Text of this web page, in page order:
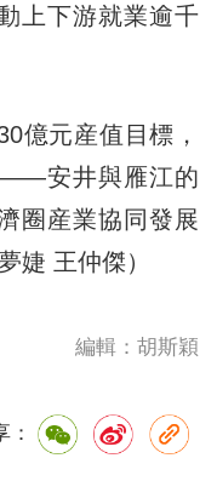
上下游就業逾千
元産值目標，
——安井與雁江的
圈産業協同發展
婕 王仲傑）
編輯：胡斯穎
：